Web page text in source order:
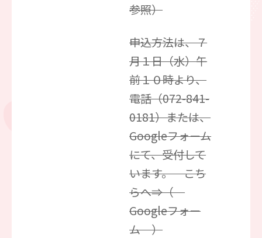
参照）
申込方法は、７
月１日（水）午
前１０時より、
電話（072-841-
0181）または、
Googleフォーム
にて、受付して
います。 こち
らへ⇒（
Googleフォー
ム ）